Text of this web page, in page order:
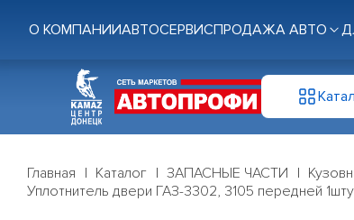
О КОМПАНИИАВТОСЕРВИСПРОДАЖА АВТО
Главная Каталог ЗАПАСНЫЕ ЧАСТИ
Уплотнитель двери ГАЗ-3302, 3105 передней